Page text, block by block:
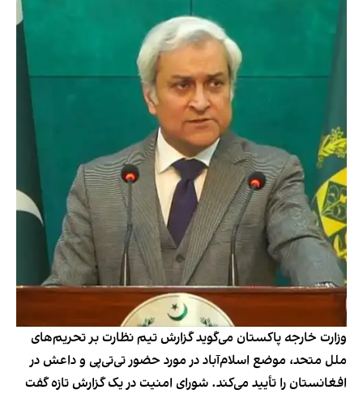
وزارت خارجه پاکستان می‌گوید گزارش تیم نظارت بر تحریم‌های
ملل متحد، موضع اسلام‌آباد در مورد حضور تی‌تی‌پی و داعش در
افغانستان را تأیید می‌کند. شورای امنیت در یک گزارش تازه گفت